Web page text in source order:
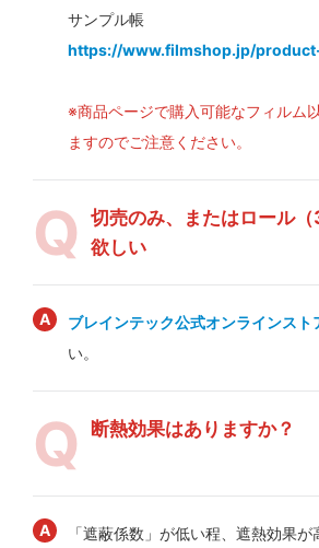
サンプル帳
https://www.filmshop.jp/
※商品ページで購入可能なフィルム
ますのでご注意ください。
切売のみ、またはロール
欲しい
ブレインテック公式オンラインスト
い。
断熱効果はありますか？
「遮蔽係数」が低い程、遮熱効果が